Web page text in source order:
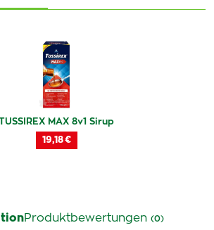
MAX 8v1 Sirup
19,18 €
Produktbewertungen (0)